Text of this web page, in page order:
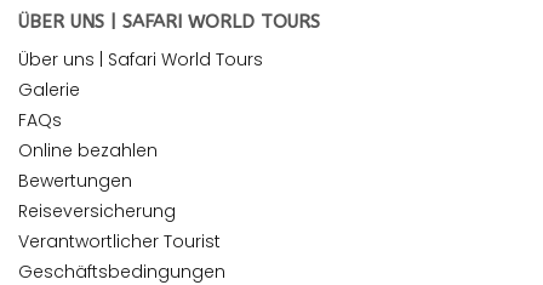
ÜBER UNS | SAFARI WORLD TOURS
Über uns | Safari World Tours
Galerie
FAQs
Online bezahlen
Bewertungen
Reiseversicherung
Verantwortlicher Tourist
Geschäftsbedingungen